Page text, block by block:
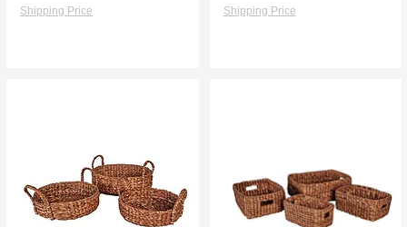
Shipping Price Shipping Price